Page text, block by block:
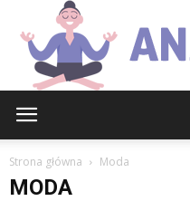
Strona główna Moda
MODA